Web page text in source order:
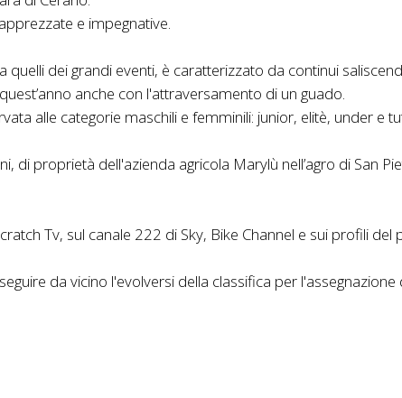
e impegnative.
quelli dei grandi eventi, è caratterizzato da continui
anche con l'attraversamento di un guado.
alle categorie maschili e femminili: junior, elitè, under e
proprietà dell'azienda agricola Marylù nell’agro di San
Tv, sul canale 222 di Sky, Bike Channel e sui profili
da vicino l'evolversi della classifica per